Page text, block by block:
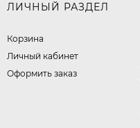
ЛИЧНЫЙ РАЗДЕЛ
Корзина
Личный кабинет
Оформить заказ